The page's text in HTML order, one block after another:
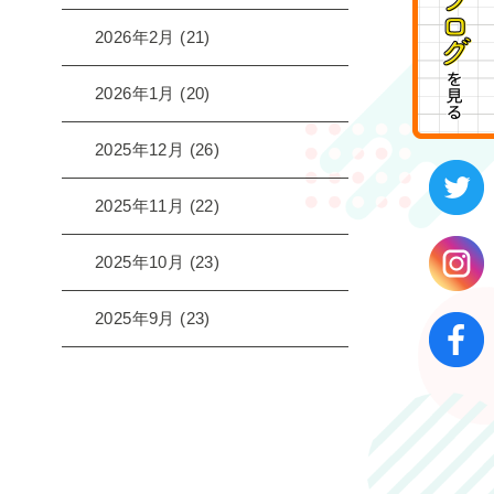
2026年2月 (21)
2026年1月 (20)
2025年12月 (26)
2025年11月 (22)
2025年10月 (23)
2025年9月 (23)